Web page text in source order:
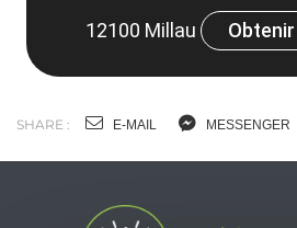
12100 Millau
SHARE : E-MAIL MESSENGER